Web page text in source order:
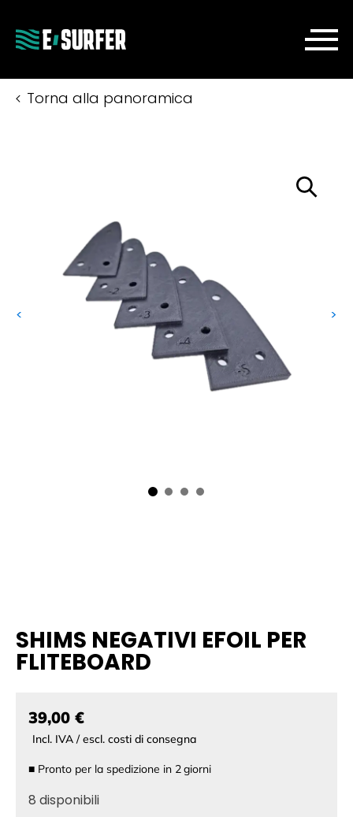
Torna alla panoramica
< >
SHIMS NEGATIVI EFOIL PER
FLITEBOARD
39,00 €
Incl. IVA / escl. costi di consegna
■ Pronto per la spedizione in 2giorni
8 disponibili